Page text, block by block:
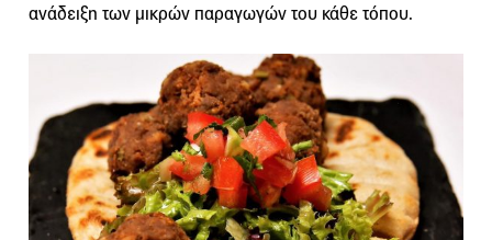
ανάδειξη των μικρών παραγωγών του κάθε τόπου.